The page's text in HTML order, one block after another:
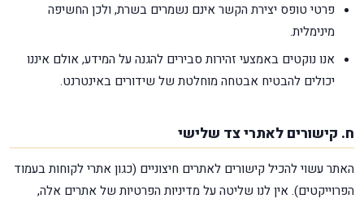
פרטי טופס יצירת הקשר אינם נשמרים בשרת, ולכן החשיפה
מינימלית.
אנו נוקטים באמצעי זהירות סבירים להגנה על המידע, אולם איננו
יכולים להבטיח אבטחה מוחלטת של שידורים באינטרנט.
ח. קישורים לאתרי צד שלישי
האתר עשוי להכיל קישורים לאתרים חיצוניים (כגון אתרי לקוחות בעמוד
הפרוייקטים). אין לנו שליטה על מדיניות הפרטיות של אתרים אלה,